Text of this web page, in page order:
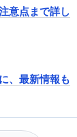
意点まで詳し
、最新情報も